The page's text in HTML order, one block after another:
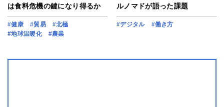
は食料危機の鍵になり得るか
#健康 #貿易
#北極
#地球温暖化
#農業
ルノマドが語った課題
#デジタル #働き方